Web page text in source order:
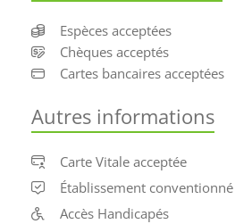
Espèces acceptées
Chèques acceptés
Cartes bancaires acceptées
Autres informations
Carte Vitale acceptée
Établissement conventionné
Accès Handicapés